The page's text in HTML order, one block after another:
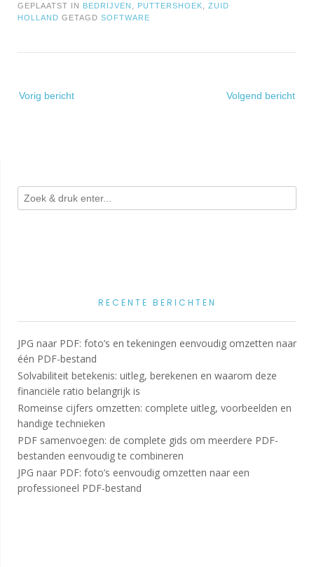
GEPLAATST IN BEDRIJVEN PUTTERSHOEK
ZUID
HOLLAND GETAGD SOFTWARE
navigatie
Vorig bericht Volgend bericht
RECENTE BERICHTEN
JPG naar PDF: foto’s en tekeningen eenvoudig omzetten naar
één PDF-bestand
Solvabiliteit betekenis: uitleg, berekenen en waarom deze
financiële ratio belangrijk is
Romeinse cijfers omzetten: complete uitleg, voorbeelden en
handige technieken
PDF samenvoegen: de complete gids om meerdere PDF-
bestanden eenvoudig te combineren
JPG naar PDF: foto’s eenvoudig omzetten naar een
professioneel PDF-bestand